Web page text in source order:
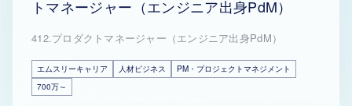
トマネージャー（エンジニア出身PdM）
412.プロダクトマネージャー（エンジニア出身PdM）
エムスリーキャリア 人材ビジネス
PM・プロジェクトマネジメント
700万～